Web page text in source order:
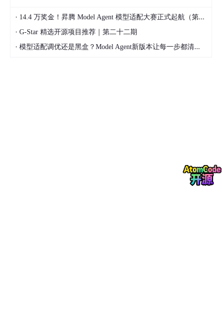
· 14.4 万奖金！昇腾 Model Agent 模型适配大赛正式起航（第二季）
· G-Star 精选开源项目推荐｜第二十二期
· 模型适配调优还是黑盒？Model Agent新版本让每一步都清晰可见